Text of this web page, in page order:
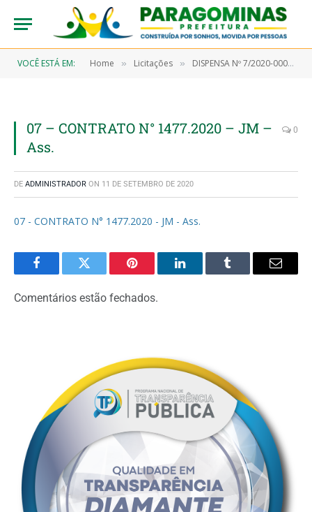
VOCÊ ESTÁ EM: Home » Licitações » DISPENSA Nº 7/2020-00055 (Aquisição de material de proteção e segurança, material de limpeza e produtos de higienização, material hospitalar e outros materiais de consumo)
07 – CONTRATO N° 1477.2020 – JM –
Ass.
0
DE ADMINISTRADOR ON 11 DE SETEMBRO DE 2020
07 - CONTRATO N° 1477.2020 - JM - Ass.
FacebookTwitter Pinterest LinkedInTumblr Email
Comentários estão fechados.